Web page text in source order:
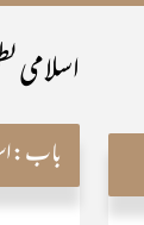
باب: